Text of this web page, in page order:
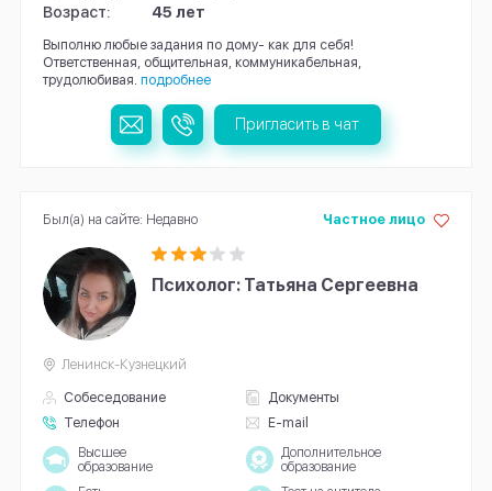
Возраст:
45 лет
Выполню любые задания по дому- как для себя!
Ответственная, общительная, коммуникабельная,
трудолюбивая. подробнее
Пригласить в чат
Психолог: Татьяна Сергеевна
Собеседование
Документы
Телефон
E-mail
Частное лицо
Ленинск-Кузнецкий
Высшее
образование
Дополнительное
образование
Был(а) на сайте: Недавно